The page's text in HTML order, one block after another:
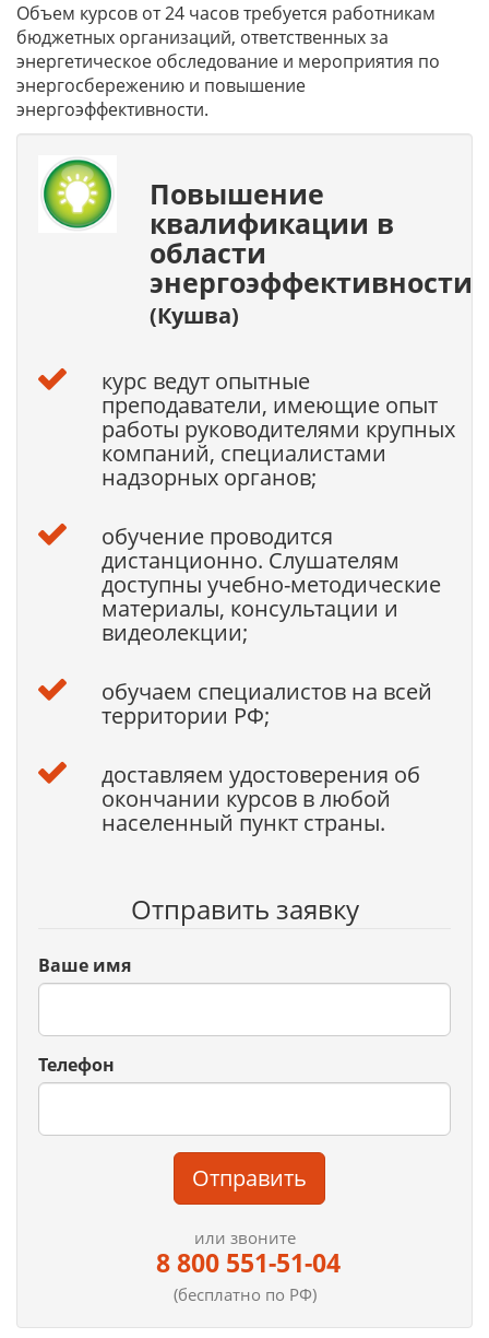
Объем курсов от 24 часов требуется работникам
бюджетных организаций, ответственных за
энергетическое обследование и мероприятия по
энергосбережению и повышение
энергоэффективности.
Повышение
квалификации в
области
энергоэффективности
(Кушва)
курс ведут опытные
преподаватели, имеющие опыт
работы руководителями крупных
компаний, специалистами
надзорных органов;
обучение проводится
дистанционно. Слушателям
доступны учебно-методические
материалы, консультации и
видеолекции;
обучаем специалистов на всей
территории РФ;
доставляем удостоверения об
окончании курсов в любой
населенный пункт страны.
Отправить заявку
Ваше имя
Телефон
Отправить
или звоните
8 800 551-51-04
(бесплатно по РФ)